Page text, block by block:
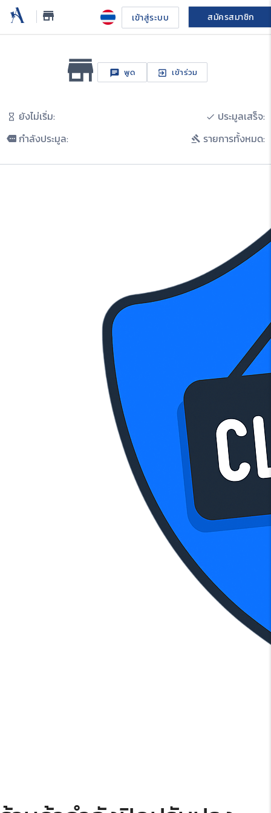
store_mall_directory เข้าสู่ระบบ สมัครสมาชิก
store_mall_directory chat exit_to_app เข้าร่วม
hourglass_empty ยังไม่เริ่ม:
more กำลังประมูล:
done ประมูลเสร็จ:
gavel รายการทั้งหมด: